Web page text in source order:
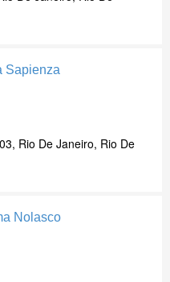
Sapienza
Rio De Janeiro, Rio De
Nolasco